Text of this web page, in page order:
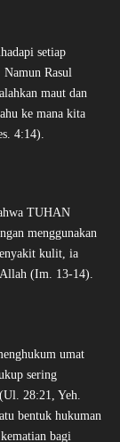
setiap
Rasul
maut dan
ke mana kita
4:14).
TUHAN
menggunakan
kulit, ia
(Im. 13-14).
umat
sering
28:21, Yeh.
bentuk hukuman
bagi